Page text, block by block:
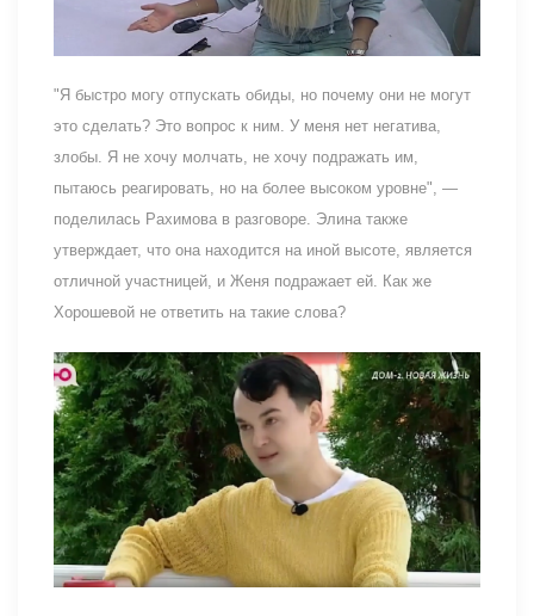
"Я быстро могу отпускать обиды, но почему они не могут
это сделать? Это вопрос к ним. У меня нет негатива,
злобы. Я не хочу молчать, не хочу подражать им,
пытаюсь реагировать, но на более высоком уровне", —
поделилась Рахимова в разговоре. Элина также
утверждает, что она находится на иной высоте, является
отличной участницей, и Женя подражает ей. Как же
Хорошевой не ответить на такие слова?